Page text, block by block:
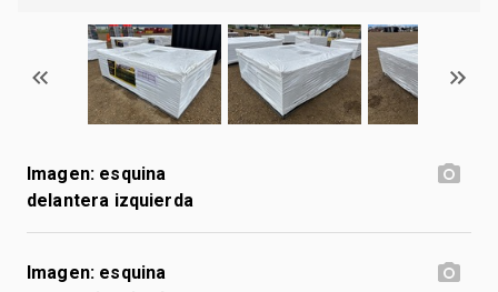
Imagen: esquina
delantera izquierda
Imagen: esquina